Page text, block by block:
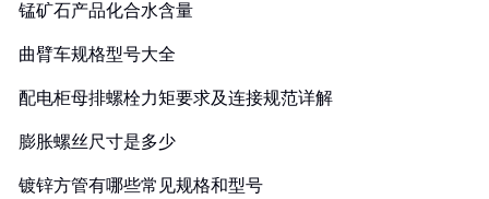
锰矿石产品化合水含量
曲臂车规格型号大全
配电柜母排螺栓力矩要求及连接规范详解
膨胀螺丝尺寸是多少
镀锌方管有哪些常见规格和型号